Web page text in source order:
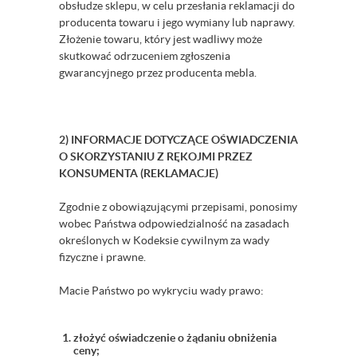
obsłudze sklepu, w celu przesłania reklamacji do
producenta towaru i jego wymiany lub naprawy.
Złożenie towaru, który jest wadliwy może
skutkować odrzuceniem zgłoszenia
gwarancyjnego przez producenta mebla.
2) INFORMACJE DOTYCZĄCE OŚWIADCZENIA
O SKORZYSTANIU Z RĘKOJMI PRZEZ
KONSUMENTA (REKLAMACJE)
Zgodnie z obowiązującymi przepisami, ponosimy
wobec Państwa odpowiedzialność na zasadach
określonych w Kodeksie cywilnym za wady
fizyczne i prawne.
Macie Państwo po wykryciu wady prawo:
złożyć oświadczenie o żądaniu obniżenia
ceny;